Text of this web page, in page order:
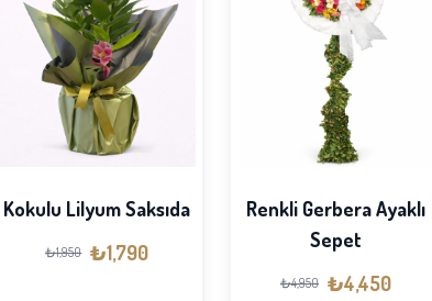
Kokulu Lilyum Saksıda
₺1,950 ₺1,790
Renkli Gerbera Ayaklı
Sepet
₺4,950 ₺4,450